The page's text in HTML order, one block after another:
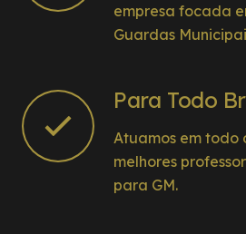
empresa focada
Guardas
Para Todo
Atuamos em todo
melhores
para GM.